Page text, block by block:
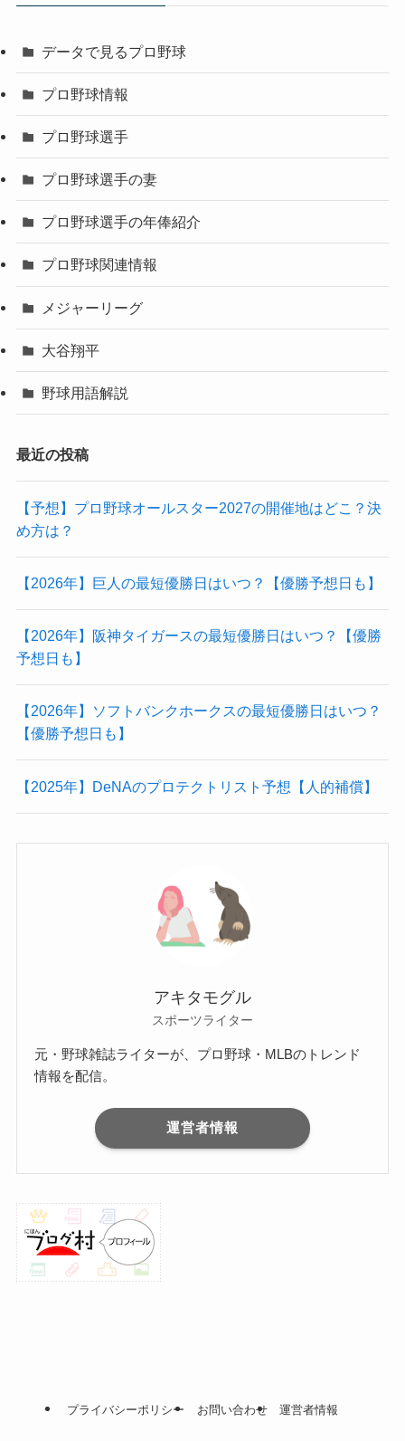
データで見るプロ野球
プロ野球情報
プロ野球選手
プロ野球選手の妻
プロ野球選手の年俸紹介
プロ野球関連情報
メジャーリーグ
大谷翔平
野球用語解説
最近の投稿
【予想】プロ野球オールスター2027の開催地はどこ？決
め方は？
【2026年】巨人の最短優勝日はいつ？【優勝予想日も】
【2026年】阪神タイガースの最短優勝日はいつ？【優勝
予想日も】
【2026年】ソフトバンクホークスの最短優勝日はいつ？
【優勝予想日も】
【2025年】DeNAのプロテクトリスト予想【人的補償】
アキタモグル
スポーツライター
元・野球雑誌ライターが、プロ野球・MLBのトレンド
情報を配信。
運営者情報
プライバシーポリシー お問い合わせ 運営者情報